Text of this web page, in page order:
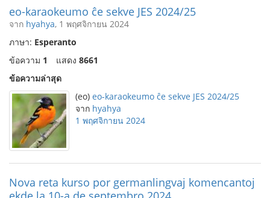
eo-karaokeumo ĉe sekve JES 2024/25
จาก hyahya, 1 พฤศจิกายน 2024
ภาษา: Esperanto
ข้อความ 1 แสดง 8661
ข้อความล่าสุด
(eo) eo-karaokeumo ĉe sekve JES 2024/25
จาก hyahya
1 พฤศจิกายน 2024
Nova reta kurso por germanlingvaj komencantoj